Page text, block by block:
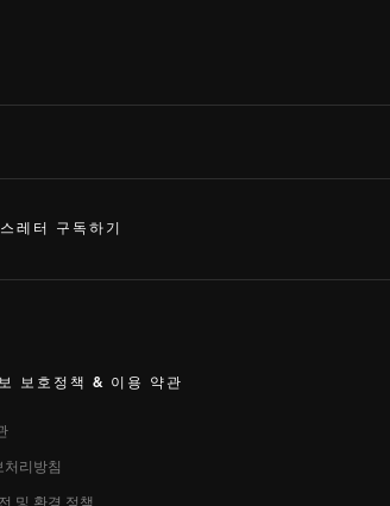
레터 구독하기
보호정책 & 이용 약관
처리방침